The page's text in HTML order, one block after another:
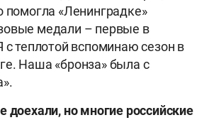
помогла «Ленинградке»
медали – первые в
с теплотой вспоминаю сезон в
Наша «бронза» была с
доехали, но многие российские